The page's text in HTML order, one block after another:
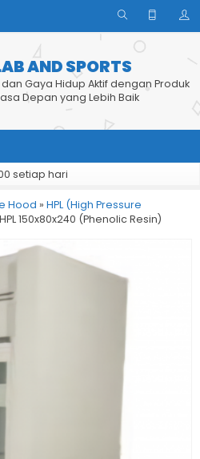
AND SPORTS
Gaya Hidup Aktif dengan Produk
Depan yang Lebih Baik
setiap hari
Hood » HPL (High Pressure
150x80x240 (Phenolic Resin)